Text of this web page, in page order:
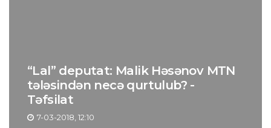
“Lal” deputat: Malik Həsənov MTN
tələsindən necə qurtulub? -
Təfsilat
7-03-2018, 12:10